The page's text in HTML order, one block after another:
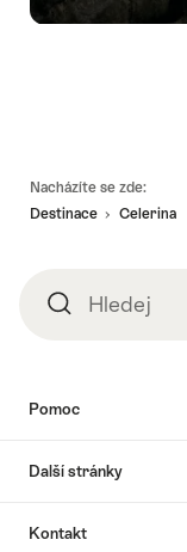
Nacházíte se zde:
Destinace
Celerina
HledejHledej
Pomoc
Další stránky
Kontakt